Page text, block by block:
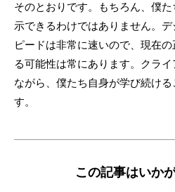
そのとおりです。もちろん、僕
示できるわけではありません。
ピードは非常に速いので、現在
る可能性は常にあります。クラ
ながら、僕たち自身が学び続け
す。
この記事はいか